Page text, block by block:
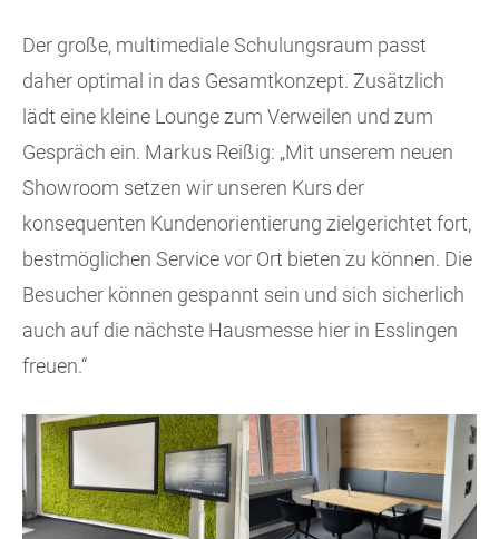
Der große, multimediale Schulungsraum passt
daher optimal in das Gesamtkonzept. Zusätzlich
lädt eine kleine Lounge zum Verweilen und zum
Gespräch ein. Markus Reißig: „Mit unserem neuen
Showroom setzen wir unseren Kurs der
konsequenten Kundenorientierung zielgerichtet fort,
bestmöglichen Service vor Ort bieten zu können. Die
Besucher können gespannt sein und sich sicherlich
auch auf die nächste Hausmesse hier in Esslingen
freuen.“